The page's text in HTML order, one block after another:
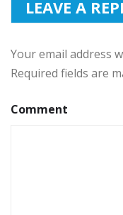
LEAVE A
Your email address
Required fields are
Comment